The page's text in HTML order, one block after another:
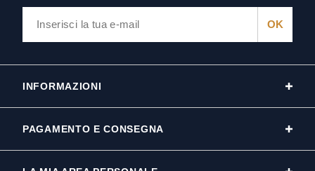
INFORMAZIONI
PAGAMENTO E CONSEGNA